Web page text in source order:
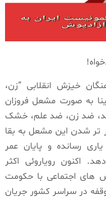
خیزش انقلابی “زن،
به صورت مشعل فروزان
ضد زن، ضد علم، خشک
تر شدن این مشعل به بقا
و تعمیق خیزش انقلابی ۱۴۰۱ یاری رسانده و پایان عمر
اکنون رویاروئی اکثر
های اجتماعی با حکومت
در سراسر کشور جریان